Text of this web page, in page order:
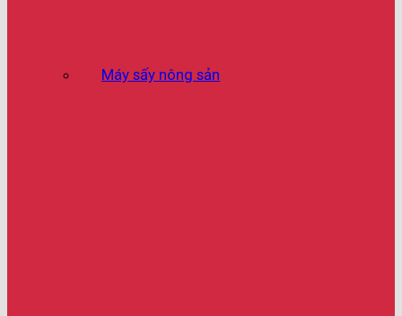
Máy sấy nông sản